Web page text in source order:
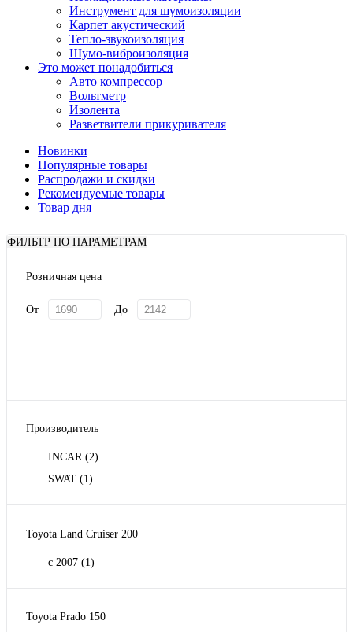
Инструмент для шумоизоляции
Карпет акустический
Тепло-звукоизоляция
Шумо-виброизоляция
Это может понадобиться
Авто компрессор
Вольтметр
Изолента
Разветвители прикуривателя
Новинки
Популярные товары
Распродажи и скидки
Рекомендуемые товары
Товар дня
ФИЛЬТР ПО ПАРАМЕТРАМ
Розничная цена
От До
Производитель
INCAR (2)
SWAT (1)
Toyota Land Cruiser 200
с 2007 (1)
Toyota Prado 150